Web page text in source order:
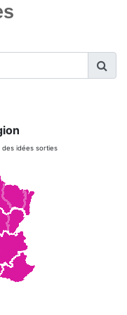
idées sorties